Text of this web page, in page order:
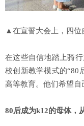
▲在宣誓大会上，四位
在这些自信地踏上骑
校创新教学模式的“80
高等教育。他们希望自
80后成为k12的母体，